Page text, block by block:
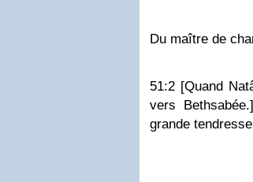
Du maître de
51:2 [Quand
vers
grande